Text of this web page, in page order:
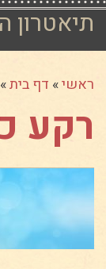
תיאטרון
ראשי» דף בית»
רקע